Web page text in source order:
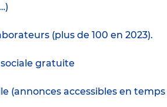
(plus de 100 en 2023).
gratuite
(annonces accessibles en temps